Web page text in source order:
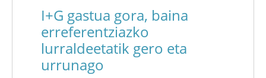
I+G gastua gora, baina
erreferentziazko
lurraldeetatik gero eta
urrunago